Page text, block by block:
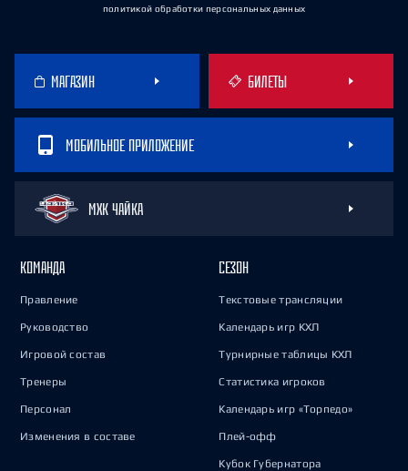
политикой обработки персональных данных
МАГАЗИН БИЛЕТЫ
МОБИЛЬНОЕ ПРИЛОЖЕНИЕ
МХК ЧАЙКА
КОМАНДА
Правление
Руководство
Игровой состав
Тренеры
Персонал
Изменения в составе
СЕЗОН
Текстовые трансляции
Календарь игр КХЛ
Турнирные таблицы КХЛ
Статистика игроков
Календарь игр «Торпедо»
Плей-офф
Кубок Губернатора